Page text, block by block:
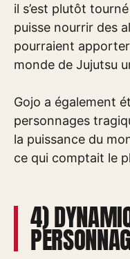
il s’est plutôt
puisse nourrir des
pourraient
monde de Jujutsu
Gojo a également
personnages
la puissance du
ce qui comptait le
4)